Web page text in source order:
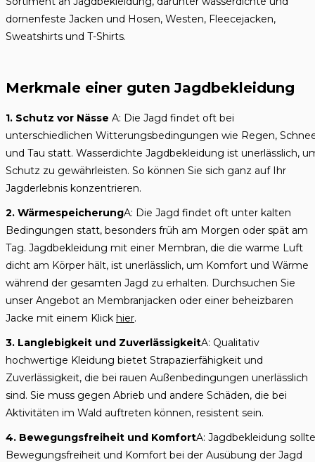
dornenfeste Jacken und Hosen, Westen, Fleecejacken,
Sweatshirts und T-Shirts.
Merkmale einer guten Jagdbekleidung
1. Schutz vor Nässe A: Die Jagd findet oft bei
unterschiedlichen Witterungsbedingungen wie Regen,
und Tau statt. Wasserdichte Jagdbekleidung ist unerlässlich,
Schutz zu gewährleisten. So können Sie sich ganz auf Ihr
Jagderlebnis konzentrieren.
2. WärmespeicherungA: Die Jagd findet oft unter kalten
Bedingungen statt, besonders früh am Morgen oder spät am
Tag. Jagdbekleidung mit einer Membran, die die warme Luft
dicht am Körper hält, ist unerlässlich, um Komfort und Wärme
während der gesamten Jagd zu erhalten. Durchsuchen Sie
unser Angebot an Membranjacken oder einer beheizbaren
Jacke mit einem Klick hier.
3. Langlebigkeit und ZuverlässigkeitA: Qualitativ
hochwertige Kleidung bietet Strapazierfähigkeit und
Zuverlässigkeit, die bei rauen Außenbedingungen unerlässlich
sind. Sie muss gegen Abrieb und andere Schäden, die bei
Aktivitäten im Wald auftreten können, resistent sein.
4. Bewegungsfreiheit und KomfortA: Jagdbekleidung sollte
Bewegungsfreiheit und Komfort bei der Ausübung der Jagd